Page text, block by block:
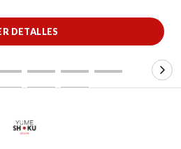
DETALLES